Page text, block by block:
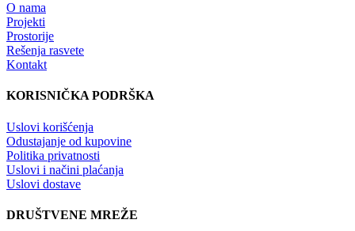
O nama
Projekti
Prostorije
Rešenja rasvete
Kontakt
KORISNIČKA PODRŠKA
Uslovi korišćenja
Odustajanje od kupovine
Politika privatnosti
Uslovi i načini plaćanja
Uslovi dostave
DRUŠTVENE MREŽE